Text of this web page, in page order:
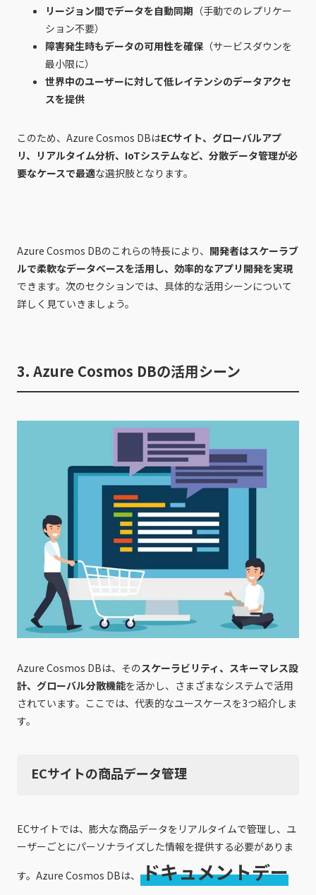
リージョン間でデータを自動同期 （手動でのレプリケー
ション不要）
障害発生時もデータの可用性を確保（サービスダウンを
最小限に）
世界中のユーザーに対して低レイテンシのデータアクセ
スを提供
このため、Azure Cosmos DBはECサイト、グローバルアプ
リ、リアルタイム分析、IoTシステムなど、分散データ管理が必
要なケースで最適な選択肢となります。
Azure Cosmos DBのこれらの特長により、 開発者はスケーラブ
ルで柔軟なデータベースを活用し、効率的なアプリ開発を実現
できます。次のセクションでは、具体的な活用シーンについて
詳しく見ていきましょう。
3. Azure Cosmos DBの活用シーン
Azure Cosmos DBは、そのスケーラビリティ、スキーマレス設
計、グローバル分散機能を活かし、さまざまなシステムで活用
されています。ここでは、代表的なユースケースを3つ紹介しま
す。
ECサイトの商品データ管理
ECサイトでは、膨大な商品データをリアルタイムで管理し、ユ
ーザーごとにパーソナライズした情報を提供する必要がありま
す。Azure Cosmos DBは、 ドキュメントデー